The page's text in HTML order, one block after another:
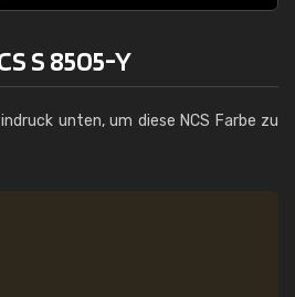
S 8505-Y
unten, um diese NCS Farbe zu